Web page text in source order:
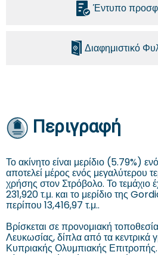
Έντυπο
Διαφημιστικό
Περιγραφή
Το ακίνητο είναι μερίδιο (5.79%)
αποτελεί μέρος ενός μεγαλύτερου
χρήσης στον Στρόβολο. Το τεμάχιο
231,920 τ.μ. και το μερίδιο της
περίπου 13,416,97 τ.μ..
Βρίσκεται σε προνομιακή
Λευκωσίας, δίπλα από τα κεντρικά
Κυπριακής Ολυμπιακής Επιτροπής.